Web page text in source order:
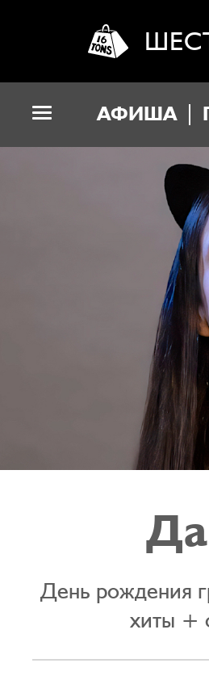
АФИША
День рождения
хиты +